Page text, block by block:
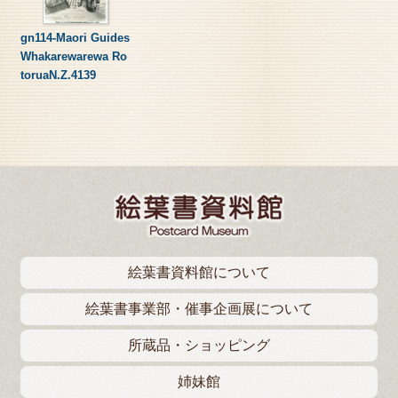
gn114-Maori Guides
Whakarewarewa Ro
toruaN.Z.4139
絵葉書資料館について
絵葉書事業部・催事企画展について
所蔵品・ショッピング
姉妹館